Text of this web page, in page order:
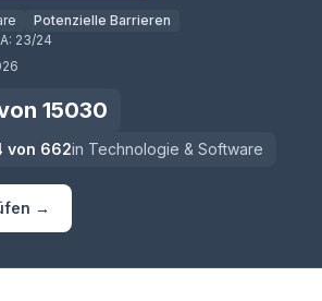
Potenzielle Barrieren
23/24
15030
von 662in Technologie & Software
→